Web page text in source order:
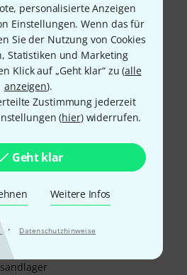
personalisierte Anzeigen
Einstellungen. Wenn das für
Sie der Nutzung von Cookies
Statistiken und Marketing
Klick auf „Geht klar“ zu (alle
anzeigen).
Zustimmung jederzeit
(hier) widerrufen.
Geht klar
Weitere Infos
· Datenschutzhinweise
und sicher per Nachnahme,
Pay,Klarna Sofort bezahlen
Kreditkarte.
Garantie